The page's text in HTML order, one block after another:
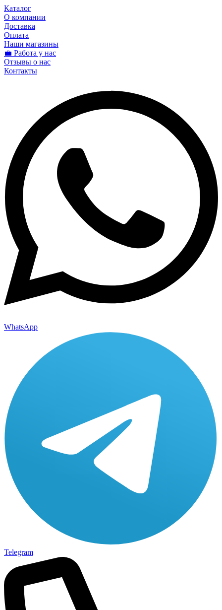
Каталог
О компании
Доставка
Оплата
Наши магазины
💼 Работа у нас
Отзывы о нас
Контакты
WhatsApp
Telegram